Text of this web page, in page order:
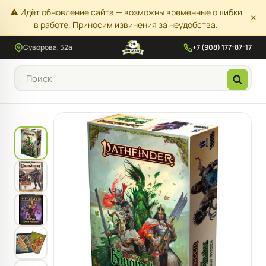
⚠️ Идёт обновление сайта — возможны временные ошибки
в работе. Приносим извинения за неудобства.
×
Суворова, 52а +7 (908) 177-87-17